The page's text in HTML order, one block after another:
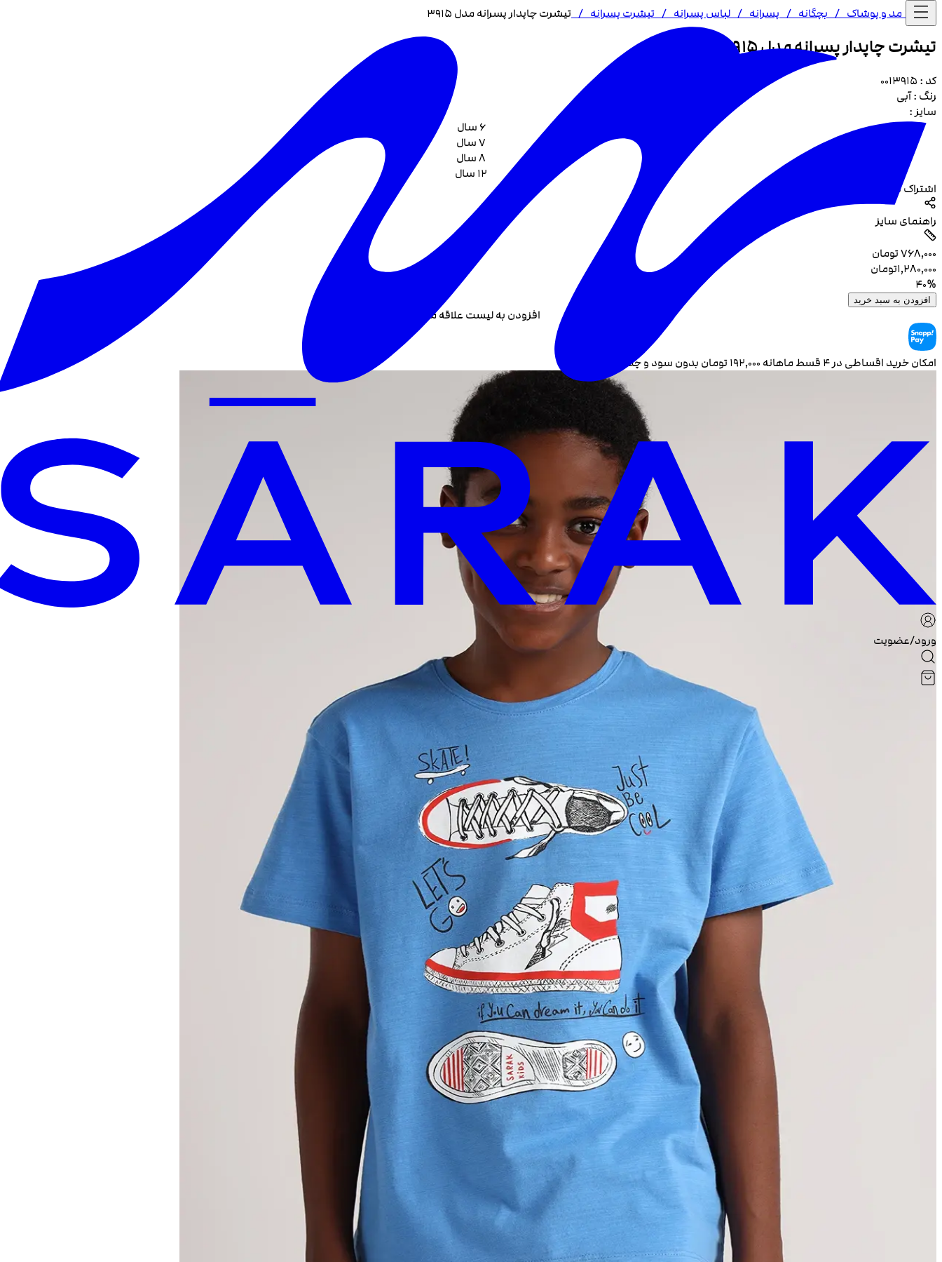
ورود/عضویت
خانه / مد و پوشاک / بچگانه / پسرانه / لباس پسرانه / تیشرت پسرانه / تیشرت چاپدار پسرانه مدل 3915
تیشرت چاپدار پسرانه مدل 3915
کد : 0013915
رنگ :آبی
سایز :
6 سال
7 سال
8 سال
12 سال
اشتراک گذاری
راهنمای سایز
۷۶۸٬۰۰۰تومان
۱٬۲۸۰٬۰۰۰تومان
40%
افزودن به سبد خرید
افزودن به لیست علاقه مندی +
امکان خرید اقساطی در ۴ قسط ماهانه ۱۹۲٬۰۰۰تومان بدون سود و چک